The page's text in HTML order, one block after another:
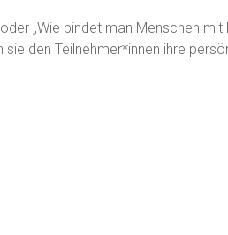
„Wie bindet man Menschen mit
den Teilnehmer*innen ihre